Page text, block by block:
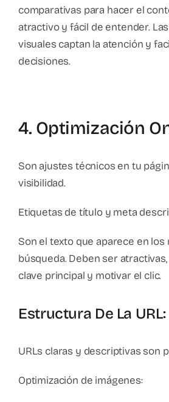
comparativas para hacer el
atractivo y fácil de entender.
visuales captan la atención y
decisiones.
4. Optimización
Son ajustes técnicos en tu
visibilidad.
Etiquetas de título y meta
Son el texto que aparece en
búsqueda. Deben ser
clave principal y motivar el clic.
Estructura De La URL:
URLs claras y descriptivas son
Optimización de imágenes: